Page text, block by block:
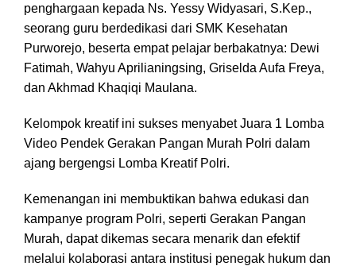
penghargaan kepada Ns. Yessy Widyasari, S.Kep.,
seorang guru berdedikasi dari SMK Kesehatan
Purworejo, beserta empat pelajar berbakatnya: Dewi
Fatimah, Wahyu Aprilianingsing, Griselda Aufa Freya,
dan Akhmad Khaqiqi Maulana.
Kelompok kreatif ini sukses menyabet Juara 1 Lomba
Video Pendek Gerakan Pangan Murah Polri dalam
ajang bergengsi Lomba Kreatif Polri.
Kemenangan ini membuktikan bahwa edukasi dan
kampanye program Polri, seperti Gerakan Pangan
Murah, dapat dikemas secara menarik dan efektif
melalui kolaborasi antara institusi penegak hukum dan